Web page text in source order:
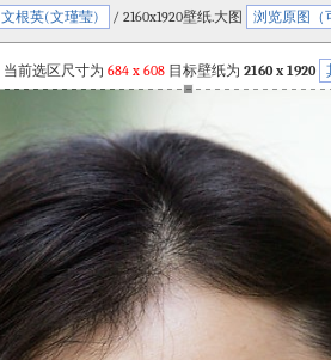
文根英(文瑾莹) / 2160x1920壁纸.大图 浏览原图（
当前选区尺寸为 684 x 608 目标壁纸为 2160 x 1920